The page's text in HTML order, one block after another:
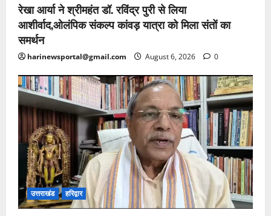
रेखा आर्या ने श्रीमहंत डॉ. रविंद्र पुरी से लिया
आशीर्वाद,ओलंपिक संकल्प कांवड़ यात्रा को मिला संतों का
समर्थन
harinewsportal@gmail.com August 6, 2026 0
उत्तराखंड हरिद्वार